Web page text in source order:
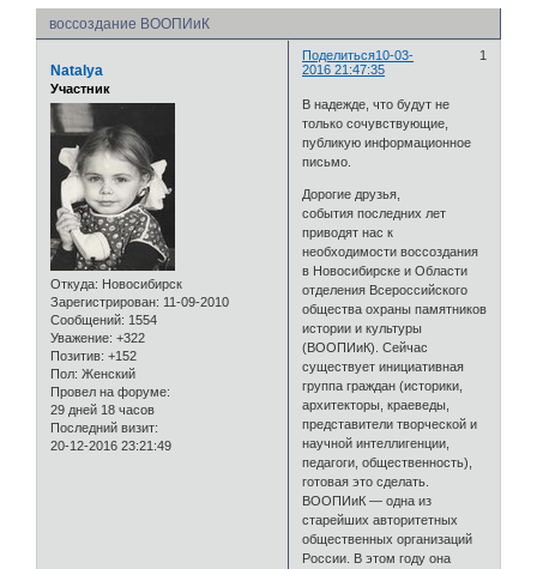
воссоздание ВООПИиК
Поделиться 1
10-03-
2016 21:47:35
Natalya
Участник
Откуда: Новосибирск
Зарегистрирован: 11-09-2010
Сообщений: 1554
Уважение: +322
Позитив: +152
Пол: Женский
Провел на форуме:
29 дней 18 часов
Последний визит:
20-12-2016 23:21:49
В надежде, что будут не
только сочувствующие,
публикую информационное
письмо.
Дорогие друзья,
события последних лет
приводят нас к
необходимости воссоздания
в Новосибирске и Области
отделения Всероссийского
общества охраны памятников
истории и культуры
(ВООПИиК). Сейчас
существует инициативная
группа граждан (историки,
архитекторы, краеведы,
представители творческой и
научной интеллигенции,
педагоги, общественность),
готовая это сделать.
ВООПИиК — одна из
старейших авторитетных
общественных организаций
России. В этом году она